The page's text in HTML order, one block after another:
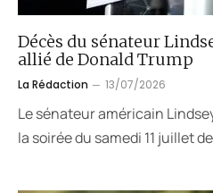
Décès du sénateur
allié de Donald Trump
La Rédaction 13/07/2026
Le sénateur américain
la soirée du samedi 11 juillet